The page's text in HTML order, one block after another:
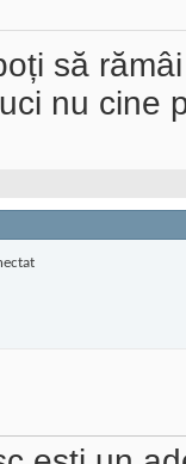
să
nu cine